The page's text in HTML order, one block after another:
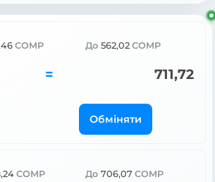
COMP До 562,02 COMP
= 711,72
Обміняти
COMP До 706,07 COMP